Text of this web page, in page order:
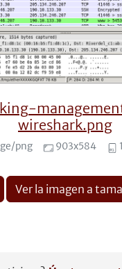
wireshark.png
png 903x584
Ver la imagen a